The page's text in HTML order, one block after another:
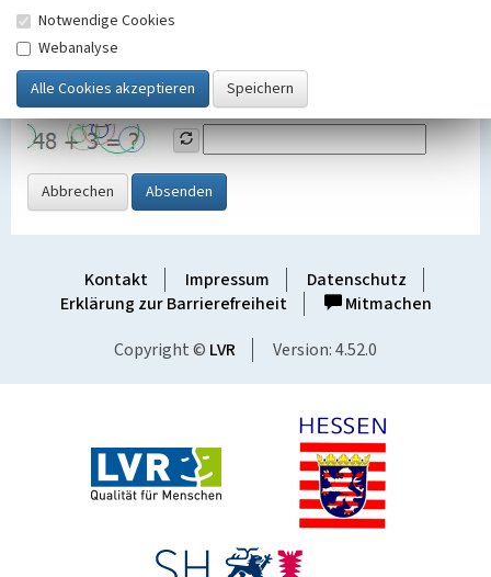
SicherheitsabfrageTragen Sie unten das Rechenergebnis aus der
Grafik ein
Abbrechen Absenden
Kontakt Impressum
Datenschutz
Erklärung zur Barrierefreiheit
Mitmachen
Copyright © LVR Version: 4.52.0
Notwendige Cookies
Webanalyse